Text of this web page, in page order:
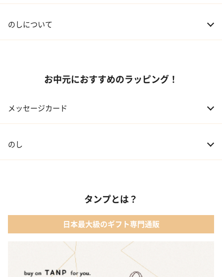
04 会社の上司 5,000円程度
のしについて
お中元におすすめのラッピング！
メッセージカード
のし
タンプとは？
日本最大級のギフト専門通販